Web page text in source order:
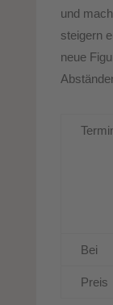
und
steigern
neue
Bei
Preis